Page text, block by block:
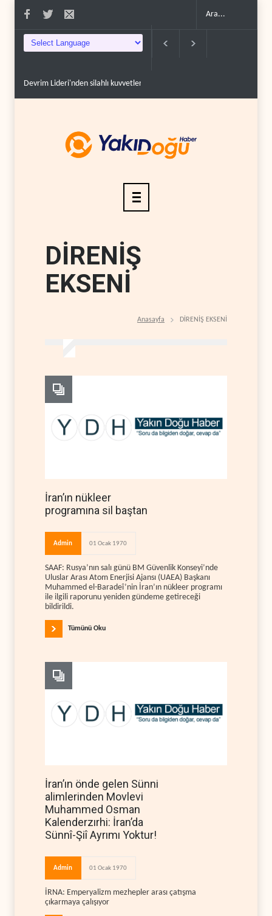
Devrim Lideri'nden silahlı kuvvetlerde altı üst düzey at..
DİRENİŞ
EKSENİ
Anasayfa DİRENİŞ EKSENİ
İran’ın nükleer
programına sil baştan
Admin 01 Ocak 1970
SAAF: Rusya’nın salı günü BM Güvenlik Konseyi’nde
Uluslar Arası Atom Enerjisi Ajansı (UAEA) Başkanı
Muhammed el-Baradeî’nin İran’ın nükleer programı
ile ilgili raporunu yeniden gündeme getireceği
bildirildi.
Tümünü Oku
İran’ın önde gelen Sünni
alimlerinden Movlevi
Muhammed Osman
Kalenderzırhi: İran’da
Sünnî-Şiî Ayrımı Yoktur!
Admin 01 Ocak 1970
İRNA: Emperyalizm mezhepler arası çatışma
çıkarmaya çalışıyor